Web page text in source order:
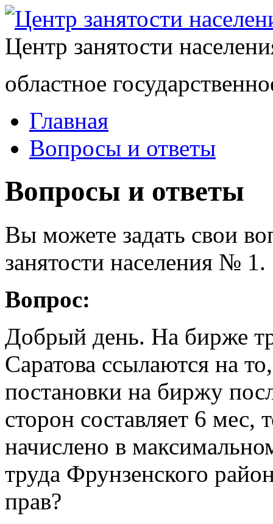
Центр занятости
областное
Главная
Вопросы и ответы
Вопросы и ответы
Вы можете задать свои
занятости населения № 1.
Вопрос:
Добрый день. На бирже
Саратова ссылаются на
постановки на биржу
сторон составляет 6 мес,
начислено в
труда Фрунзенского
прав?